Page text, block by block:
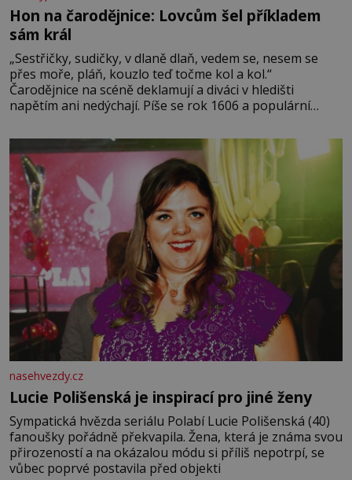
Hon na čarodějnice: Lovcům šel příkladem
sám král
„Sestřičky, sudičky, v dlaně dlaň, vedem se, nesem se
přes moře, pláň, kouzlo teď točme kol a kol.“
Čarodějnice na scéně deklamují a diváci v hledišti
napětím ani nedýchají. Píše se rok 1606 a populární
Tragédii o Macbethovi. Napsal ji pro krále Jakuba I., jenž
v roce 1603 vystřídal
nasehvezdy.cz
Lucie Polišenská je inspirací pro jiné ženy
Sympatická hvězda seriálu Polabí Lucie Polišenská (40)
fanoušky pořádně překvapila. Žena, která je známa svou
přirozeností a na okázalou módu si příliš nepotrpí, se
vůbec poprvé postavila před objekti